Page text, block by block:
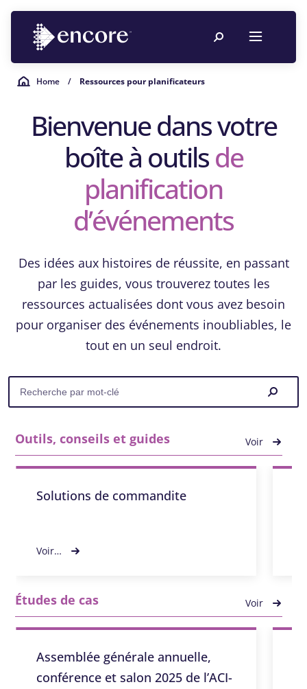
Home / Ressources pour planificateurs
Bienvenue dans votre
boîte à outilsde
planification
d’événements
Des idées aux histoires de réussite, en passant
par les guides, vous trouverez toutes les
ressources actualisées dont vous avez besoin
pour organiser des événements inoubliables, le
tout en un seul endroit.
Outils, conseils et guides Voir
Solutions de commandite
Voir…
Études de cas Voir
Assemblée générale annuelle,
conférence et salon 2025 de l’ACI-